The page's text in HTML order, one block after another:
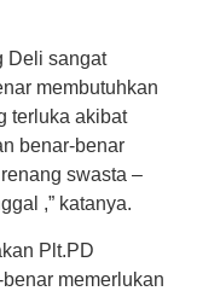
Deli sangat
membutuhkan
terluka akibat
benar-benar
swasta –
,” katanya.
Plt.PD
memerlukan